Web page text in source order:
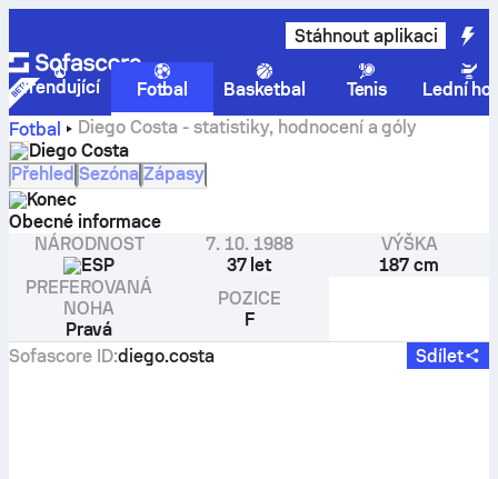
Stáhnout aplikaci
Trendující Fotbal Basketbal Tenis
Lední
Fotbal
Diego Costa - statistiky, hodnocení a góly
Diego Costa
Přehled Sezóna Zápasy
Konec
Obecné informace
NÁRODNOST
ESP
7. 10. 1988
37 let
VÝŠKA
187 cm
PREFEROVANÁ
NOHA
Pravá
POZICE
F
Sofascore ID:diego.costa Sdílet